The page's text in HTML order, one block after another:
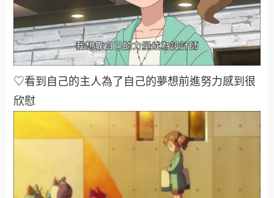
♡看到自己的主人為了自己的夢想前進努力感到很
欣慰